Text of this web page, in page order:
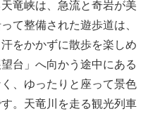
竜峡は、急流と奇岩が美
て整備された遊歩道は、
をかかずに散歩を楽しめ
台」へ向かう途中にある
、ゆったりと座って景色
。天竜川を走る観光列車